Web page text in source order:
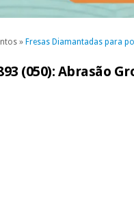
» Fresas Diamantadas para
(050): Abrasão